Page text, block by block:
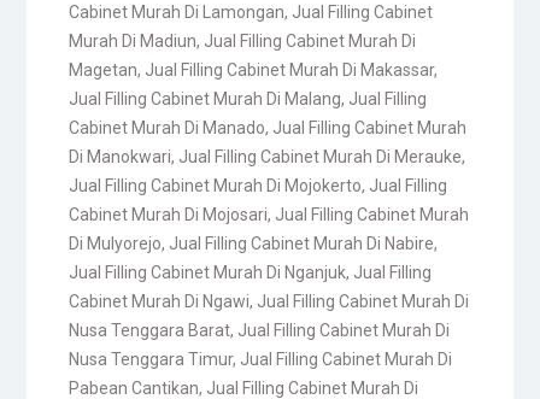
Cabinet Murah Di Lamongan, Jual Filling Cabinet
Murah Di Madiun, Jual Filling Cabinet Murah Di
Magetan, Jual Filling Cabinet Murah Di Makassar,
Jual Filling Cabinet Murah Di Malang, Jual Filling
Cabinet Murah Di Manado, Jual Filling Cabinet Murah
Di Manokwari, Jual Filling Cabinet Murah Di Merauke,
Jual Filling Cabinet Murah Di Mojokerto, Jual Filling
Cabinet Murah Di Mojosari, Jual Filling Cabinet Murah
Di Mulyorejo, Jual Filling Cabinet Murah Di Nabire,
Jual Filling Cabinet Murah Di Nganjuk, Jual Filling
Cabinet Murah Di Ngawi, Jual Filling Cabinet Murah Di
Nusa Tenggara Barat, Jual Filling Cabinet Murah Di
Nusa Tenggara Timur, Jual Filling Cabinet Murah Di
Pabean Cantikan, Jual Filling Cabinet Murah Di